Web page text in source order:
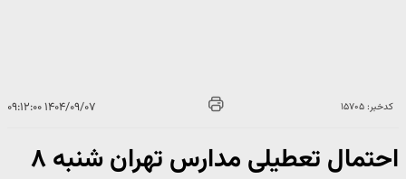
کدخبر: ۱۵۷۰۵ ۱۴۰۴/۰۹/۰۷ ۰۹:۱۲:۰۰
احتمال تعطیلی مدارس تهران شنبه ۸